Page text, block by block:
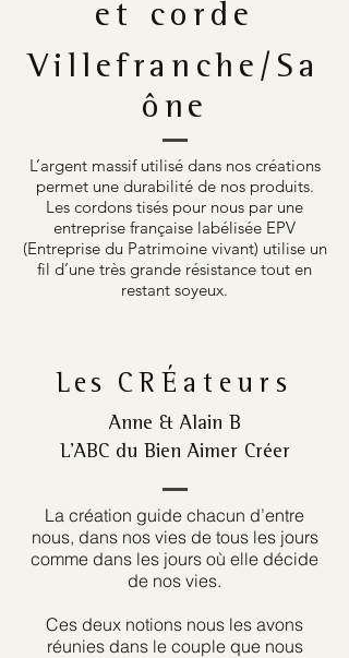
et corde
Villefranche/Sa
ône
L’argent massif utilisé dans nos créations
permet une durabilité de nos produits.
Les cordons tisés pour nous par une
entreprise française labélisée EPV
(Entreprise du Patrimoine vivant) utilise un
fil d’une très grande résistance tout en
restant soyeux.
Les CRÉateurs
Anne & Alain B
L’ABC du Bien Aimer Créer
La création guide chacun d’entre
nous, dans nos vies de tous les jours
comme dans les jours où elle décide
de nos vies.
Ces deux notions nous les avons
réunies dans le couple que nous